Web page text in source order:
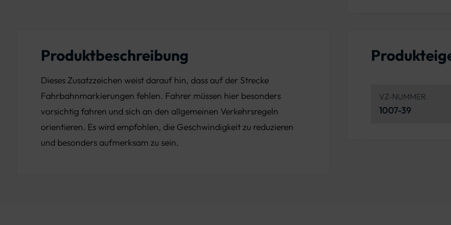
Produktbeschreibung
Dieses Zusatzzeichen weist darauf hin, dass auf der Strecke
Fahrbahnmarkierungen fehlen. Fahrer müssen hier besonders
vorsichtig fahren und sich an den allgemeinen Verkehrsregeln
orientieren. Es wird empfohlen, die Geschwindigkeit zu reduzieren
und besonders aufmerksam zu sein.
VZ-NUMMER
1007-39